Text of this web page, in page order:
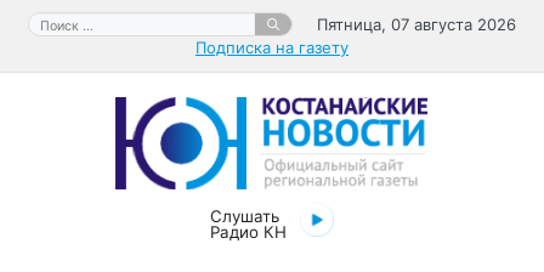
Перейти
содержимому
Поиск:
Пятница, 07 августа 2026
Подписка на газету
Слушать
Радио КН